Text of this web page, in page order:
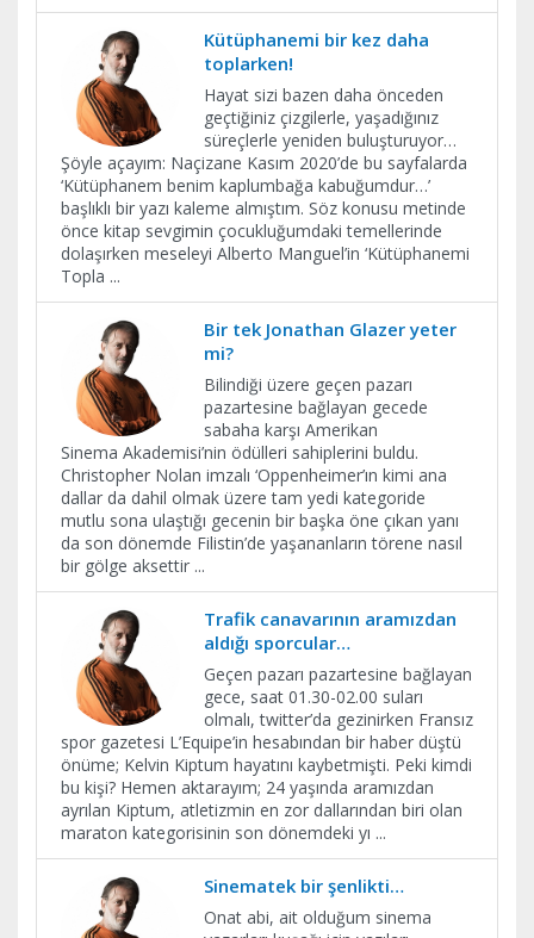
Kütüphanemi bir kez daha
toplarken!
Hayat sizi bazen daha önceden
geçtiğiniz çizgilerle, yaşadığınız
süreçlerle yeniden buluşturuyor…
Şöyle açayım: Naçizane Kasım 2020’de bu sayfalarda
‘Kütüphanem benim kaplumbağa kabuğumdur…’
başlıklı bir yazı kaleme almıştım. Söz konusu metinde
önce kitap sevgimin çocukluğumdaki temellerinde
dolaşırken meseleyi Alberto Manguel’in ‘Kütüphanemi
Topla ...
Bir tek Jonathan Glazer yeter
mi?
Bilindiği üzere geçen pazarı
pazartesine bağlayan gecede
sabaha karşı Amerikan
Sinema Akademisi’nin ödülleri sahiplerini buldu.
Christopher Nolan imzalı ‘Oppenheimer’ın kimi ana
dallar da dahil olmak üzere tam yedi kategoride
mutlu sona ulaştığı gecenin bir başka öne çıkan yanı
da son dönemde Filistin’de yaşananların törene nasıl
bir gölge aksettir ...
Trafik canavarının aramızdan
aldığı sporcular…
Geçen pazarı pazartesine bağlayan
gece, saat 01.30-02.00 suları
olmalı, twitter’da gezinirken Fransız
spor gazetesi L’Equipe’in hesabından bir haber düştü
önüme; Kelvin Kiptum hayatını kaybetmişti. Peki kimdi
bu kişi? Hemen aktarayım; 24 yaşında aramızdan
ayrılan Kiptum, atletizmin en zor dallarından biri olan
maraton kategorisinin son dönemdeki yı ...
Sinematek bir şenlikti…
Onat abi, ait olduğum sinema